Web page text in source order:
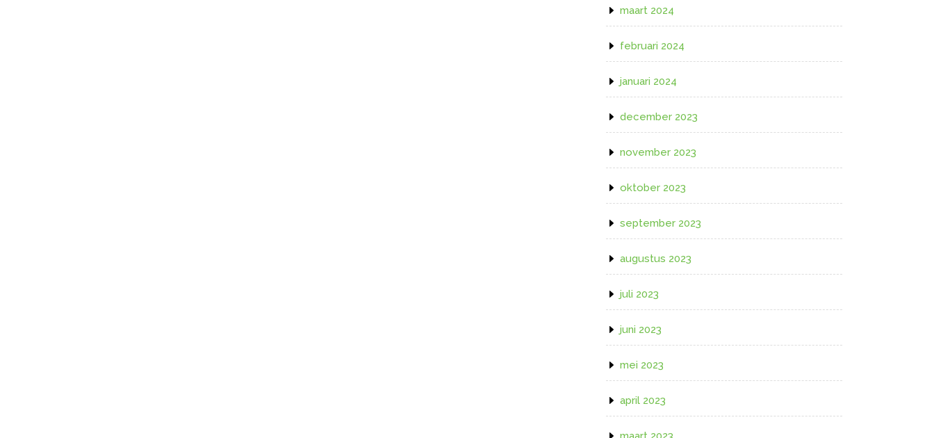
maart 2024
februari 2024
januari 2024
december 2023
november 2023
oktober 2023
september 2023
augustus 2023
juli 2023
juni 2023
mei 2023
april 2023